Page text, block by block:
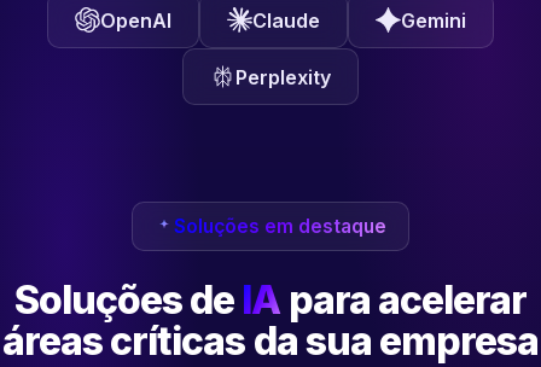
OpenAI Claude Gemini
Perplexity
Soluções em destaque
Soluções de IA para acelerar
áreas críticas da sua empresa